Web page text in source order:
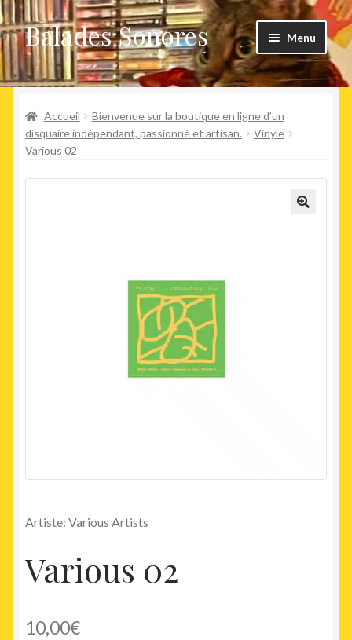
Aller
à
la
navigation
Aller
au
contenu
Balades Sonores Menu
Boutique
Nouveaux arrivages
Précommandes
Accueil
Bienvenue sur la boutique en ligne d’un
disquaire indépendant, passionné et artisan.
Vinyle
Various 02
Artiste: Various Artists
Various 02
10,00€